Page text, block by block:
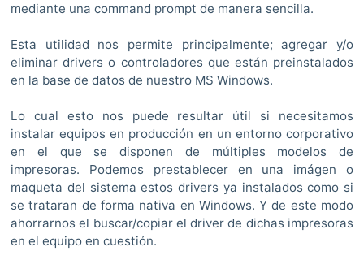
mediante una command prompt de manera sencilla.
Esta utilidad nos permite principalmente; agregar y/o
eliminar drivers o controladores que están preinstalados
en la base de datos de nuestro MS Windows.
Lo cual esto nos puede resultar útil si necesitamos
instalar equipos en producción en un entorno corporativo
en el que se disponen de múltiples modelos de
impresoras. Podemos prestablecer en una imágen o
maqueta del sistema estos drivers ya instalados como si
se trataran de forma nativa en Windows. Y de este modo
ahorrarnos el buscar/copiar el driver de dichas impresoras
en el equipo en cuestión.